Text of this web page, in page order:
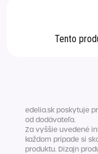
poukazy
Domáci
Lekáreň
Tento
edelia.sk poskytuje
od dodávateľa.
Za vyššie uvedené
každom prípade si
produktu. Dizajn